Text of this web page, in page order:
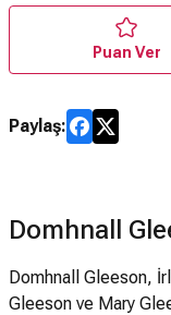
Puan Ver
Paylaş:
Domhnall
Domhnall Gleeson,
Gleeson ve Mary